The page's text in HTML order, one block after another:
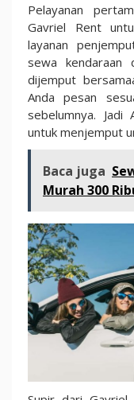
Pelayanan
Gavriel Rent
layanan
sewa kendaraan
dijemput
Anda pesan
sebelumnya.
untuk menjemput
Baca juga
Murah 300